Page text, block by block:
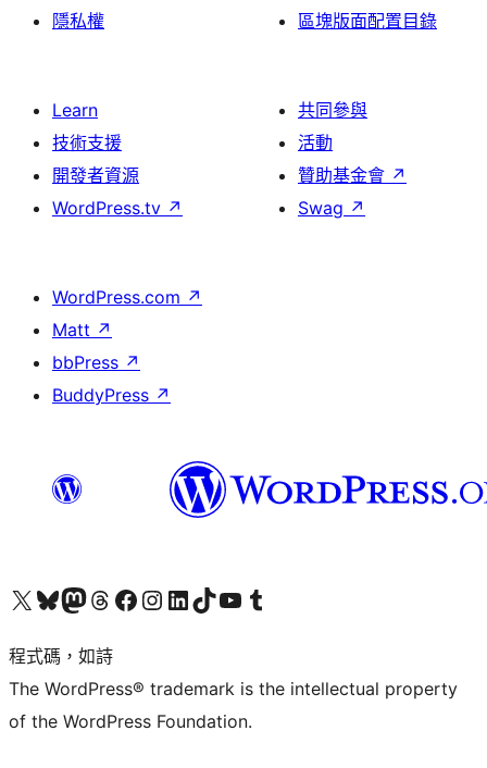
隱私權
區塊版面配置目錄
Learn
技術支援
開發者資源
WordPress.tv ↗
共同參與
活動
贊助基金會 ↗
Swag ↗
WordPress.com ↗
Matt ↗
bbPress ↗
BuddyPress ↗
查看我們的 X (之前的 Twitter) 帳號造訪我們的 Bluesky 帳號造訪我們的 Mastodon 帳號造訪我們的 Threads 帳號 造訪我們的 Facebook 粉絲專頁Visit our Instagram account
Visit our LinkedIn account
造訪我們的 TikTok 帳號Visit our YouTube channel
造訪我們的 Tumblr 帳號
程式碼，如詩
The WordPress® trademark is the intellectual property
of the WordPress Foundation.